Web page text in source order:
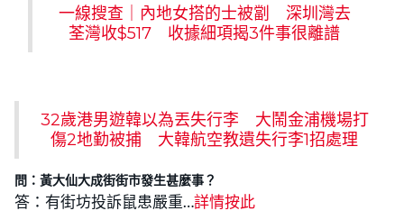
一線搜查｜內地女搭的士被劏 深圳灣去
荃灣收$517 收據細項揭3件事很離譜
32歲港男遊韓以為丟失行李 大鬧金浦機場打
傷2地勤被捕 大韓航空教遺失行李1招處理
問：黃大仙大成街街市發生甚麼事？
答：有街坊投訴鼠患嚴重…詳情按此